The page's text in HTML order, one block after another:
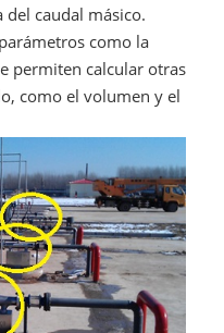
caudal másico.
como la
permiten calcular otras
como el volumen y el